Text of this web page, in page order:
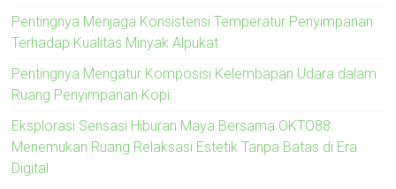
Pentingnya Menjaga Konsistensi Temperatur Penyimpanan
Terhadap Kualitas Minyak Alpukat
Pentingnya Mengatur Komposisi Kelembapan Udara dalam
Ruang Penyimpanan Kopi
Eksplorasi Sensasi Hiburan Maya Bersama OKTO88:
Menemukan Ruang Relaksasi Estetik Tanpa Batas di Era
Digital